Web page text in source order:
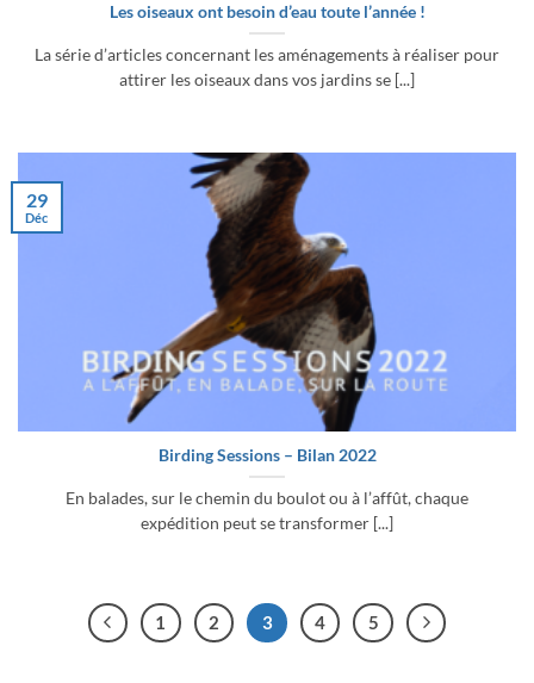
Les oiseaux ont besoin d’eau toute l’année !
La série d’articles concernant les aménagements à réaliser pour
attirer les oiseaux dans vos jardins se [...]
Birding Sessions – Bilan 2022
En balades, sur le chemin du boulot ou à l’affût, chaque
expédition peut se transformer [...]
29
Déc
1 2 3 4 5